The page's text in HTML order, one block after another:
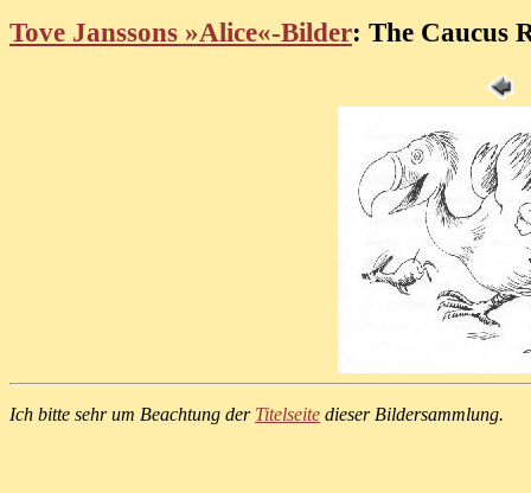
Tove Janssons »Alice«-Bilder: The Caucus
Ich bitte sehr um Beachtung der Titelseite dieser Bildersammlung.